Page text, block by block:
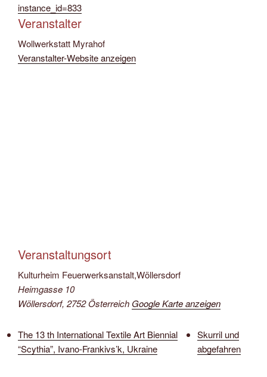
instance_id=833
Veranstalter
Wollwerkstatt Myrahof
Veranstalter-Website anzeigen
Veranstaltungsort
Kulturheim Feuerwerksanstalt,Wöllersdorf
Heimgasse 10
Wöllersdorf, 2752Österreich Google Karte anzeigen
The 13 th International Textile Art Biennial
“Scythia”, Ivano-Frankivs’k, Ukraine
Skurril und
abgefahren